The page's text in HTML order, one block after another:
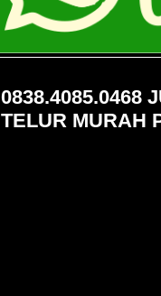
0838.4085.0468
TELUR MURAH